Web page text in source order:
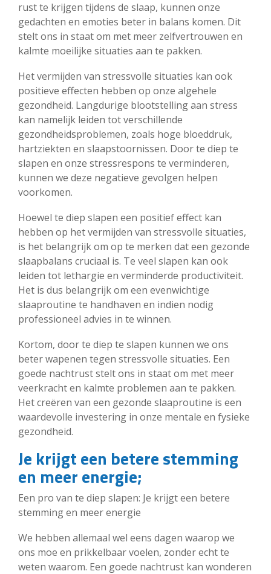
rust te krijgen tijdens de slaap, kunnen onze
gedachten en emoties beter in balans komen. Dit
stelt ons in staat om met meer zelfvertrouwen en
kalmte moeilijke situaties aan te pakken.
Het vermijden van stressvolle situaties kan ook
positieve effecten hebben op onze algehele
gezondheid. Langdurige blootstelling aan stress
kan namelijk leiden tot verschillende
gezondheidsproblemen, zoals hoge bloeddruk,
hartziekten en slaapstoornissen. Door te diep te
slapen en onze stressrespons te verminderen,
kunnen we deze negatieve gevolgen helpen
voorkomen.
Hoewel te diep slapen een positief effect kan
hebben op het vermijden van stressvolle situaties,
is het belangrijk om op te merken dat een gezonde
slaapbalans cruciaal is. Te veel slapen kan ook
leiden tot lethargie en verminderde productiviteit.
Het is dus belangrijk om een evenwichtige
slaaproutine te handhaven en indien nodig
professioneel advies in te winnen.
Kortom, door te diep te slapen kunnen we ons
beter wapenen tegen stressvolle situaties. Een
goede nachtrust stelt ons in staat om met meer
veerkracht en kalmte problemen aan te pakken.
Het creëren van een gezonde slaaproutine is een
waardevolle investering in onze mentale en fysieke
gezondheid.
Je krijgt een betere stemming
en meer energie;
Een pro van te diep slapen: Je krijgt een betere
stemming en meer energie
We hebben allemaal wel eens dagen waarop we
ons moe en prikkelbaar voelen, zonder echt te
weten waarom. Een goede nachtrust kan wonderen